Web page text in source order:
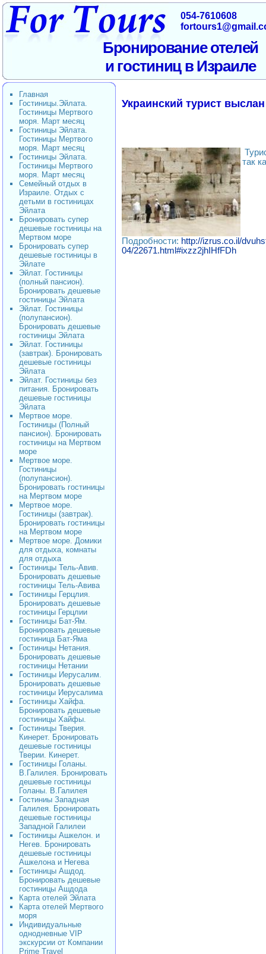
054-7610608
Бронирование отелей
и гостиниц в Израиле
Главная
Гостиницы.Эйлата.
Гостиницы Мертвого
моря. Март месяц
Гостиницы Эйлата.
Гостиницы Мертвого
моря. Март месяц
Гостиницы Эйлата.
Гостиницы Мертвого
моря. Март месяц
Семейный отдых в
Израиле. Отдых с
детьми в гостиницах
Эйлата
Бронировать супер
дешевые гостиницы на
Мертвом море
Бронировать супер
дешевые гостиницы в
Эйлате
Эйлат. Гостиницы
(полный пансион).
Бронировать дешевые
гостиницы Эйлата
Эйлат. Гостиницы
(полупансион).
Бронировать дешевые
гостиницы Эйлата
Эйлат. Гостиницы
(завтрак). Бронировать
дешевые гостиницы
Эйлата
Эйлат. Гостиницы без
питания. Бронировать
дешевые гостиницы
Эйлата
Мертвое море.
Гостиницы (Полный
пансион). Бронировать
гостиницы на Мертвом
море
Мертвое море.
Гостиницы
(полупансион).
Бронировать гостиницы
на Мертвом море
Мертвое море.
Гостиницы (завтрак).
Бронировать гостиницы
на Мертвом море
Мертвое море. Домики
для отдыха, комнаты
для отдыха
Гостиницы Тель-Авив.
Бронировать дешевые
гостиницы Тель-Авива
Гостиницы Герцлия.
Бронировать дешевые
гостиницы Герцлии
Гостиницы Бат-Ям.
Бронировать дешевые
гостиница Бат-Яма
Гостиницы Нетания.
Бронировать дешевые
гостиницы Нетании
Гостиницы Иерусалим.
Бронировать дешевые
гостиницы Иерусалима
Гостиницы Хайфа.
Бронировать дешевые
гостиницы Хайфы.
Гостиницы Тверия.
Кинерет. Бронировать
дешевые гостиницы
Тверии. Кинерет.
Гостиницы Голаны.
В.Галилея. Бронировать
дешевые гостиницы
Голаны. В.Галилея
Гостиниы Западная
Галилея. Бронировать
дешевые гостиницы
Западной Галилеи
Гостиницы Ашкелон. и
Негев. Бронировать
дешевые гостиницы
Ашкелона и Негева
Гостиницы Ашдод.
Бронировать дешевые
гостиницы Ашдода
Карта отелей Эйлата
Карта отелей Мертвого
моря
Индивидуальные
однодневные VIP
экскурсии от Компании
Prime Travel
Украинский турист
так
Подробности: http://izrus.co.il/
04/22671.html#ixzz2jhIHfFDh